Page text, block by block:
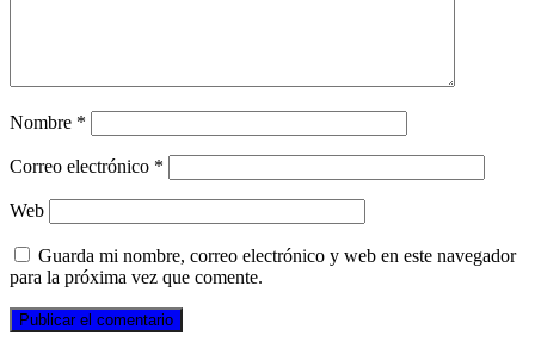
Nombre *
Correo electrónico *
Web
Guarda mi nombre, correo electrónico y web en este navegador
para la próxima vez que comente.